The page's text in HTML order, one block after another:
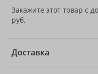
Закажите этот товар с
руб.
Доставка